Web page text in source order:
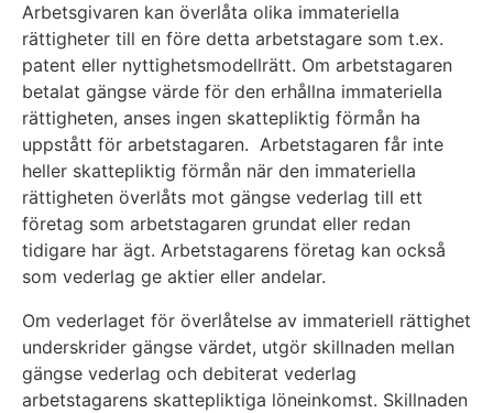
Arbetsgivaren kan överlåta olika immateriella
rättigheter till en före detta arbetstagare som t.ex.
patent eller nyttighetsmodellrätt. Om arbetstagaren
betalat gängse värde för den erhållna immateriella
rättigheten, anses ingen skattepliktig förmån ha
uppstått för arbetstagaren. Arbetstagaren får inte
heller skattepliktig förmån när den immateriella
rättigheten överlåts mot gängse vederlag till ett
företag som arbetstagaren grundat eller redan
tidigare har ägt. Arbetstagarens företag kan också
som vederlag ge aktier eller andelar.
Om vederlaget för överlåtelse av immateriell rättighet
underskrider gängse värdet, utgör skillnaden mellan
gängse vederlag och debiterat vederlag
arbetstagarens skattepliktiga löneinkomst. Skillnaden